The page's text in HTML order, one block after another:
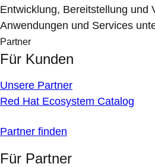
Entwicklung, Bereitstellung und
Anwendungen und Services
Partner
Für Kunden
Unsere Partner
Red Hat Ecosystem Catalog
Partner finden
Für Partner